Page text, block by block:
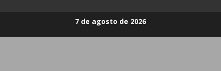
7 de agosto de 2026